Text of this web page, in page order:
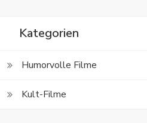
Kategorien
Humorvolle Filme
Kult-Filme